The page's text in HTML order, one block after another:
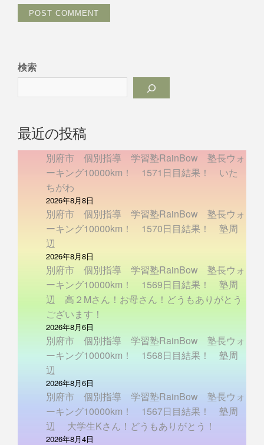
検索
最近の投稿
別府市 個別指導 学習塾RainBow 塾長ウォ
ーキング10000km！ 1571日目結果！ いた
ちがわ
2026年8月8日
別府市 個別指導 学習塾RainBow 塾長ウォ
ーキング10000km！ 1570日目結果！ 塾周
辺
2026年8月8日
別府市 個別指導 学習塾RainBow 塾長ウォ
ーキング10000km！ 1569日目結果！ 塾周
辺 高２Mさん！お母さん！どうもありがとう
ございます！
2026年8月6日
別府市 個別指導 学習塾RainBow 塾長ウォ
ーキング10000km！ 1568日目結果！ 塾周
辺
2026年8月6日
別府市 個別指導 学習塾RainBow 塾長ウォ
ーキング10000km！ 1567日目結果！ 塾周
辺 大学生Kさん！どうもありがとう！
2026年8月4日